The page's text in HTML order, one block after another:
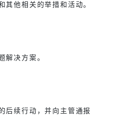
其他相关的举措和活动。
解决方案。
后续行动，并向主管通报